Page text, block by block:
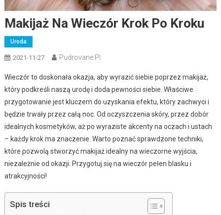
Makijaż Na Wieczór Krok Po Kroku
Uroda
2021-11-27 Pudrovane.pl
Wieczór to doskonała okazja, aby wyrazić siebie poprzez makijaż,
który podkreśli naszą urodę i doda pewności siebie. Właściwe
przygotowanie jest kluczem do uzyskania efektu, który zachwyci i
będzie trwały przez całą noc. Od oczyszczenia skóry, przez dobór
idealnych kosmetyków, aż po wyraziste akcenty na oczach i ustach
– każdy krok ma znaczenie. Warto poznać sprawdzone techniki,
które pozwolą stworzyć makijaż idealny na wieczorne wyjścia,
niezależnie od okazji. Przygotuj się na wieczór pełen blasku i
atrakcyjności!
Spis treści